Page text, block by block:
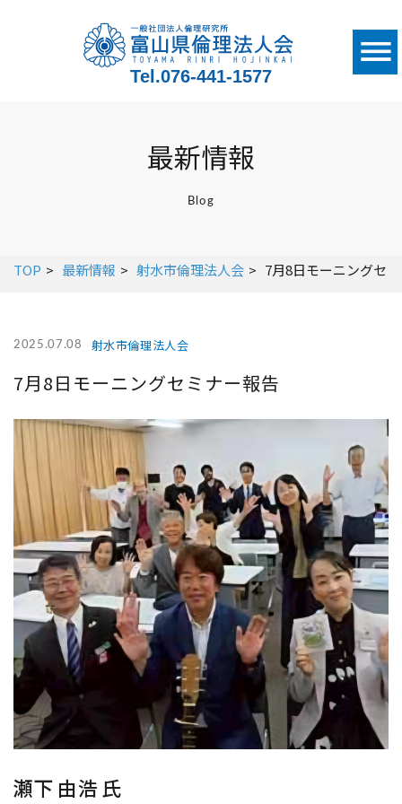
Tel.076-441-1577
最新情報
Blog
TOP 最新情報 射水市倫理法人会 7月8日モーニングセ
2025.07.08 射水市倫理法人会
7月8日モーニングセミナー報告
瀬下 由浩 氏